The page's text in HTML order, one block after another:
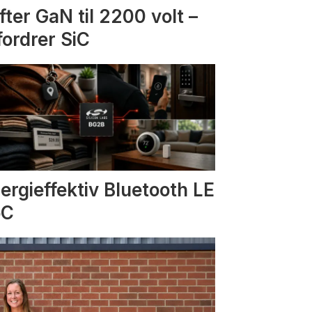
GaN til 2200 volt –
SiC
Bluetooth LE